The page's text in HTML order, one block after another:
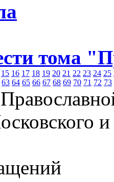
тома
15 16 17 18 19 20 21 22 23 24 25
63 64 65 66 67 68 69 70 71 72 73